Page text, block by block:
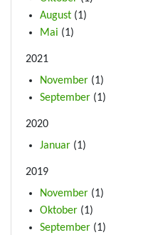
August (1)
Mai (1)
2021
November (1)
September (1)
2020
Januar (1)
2019
November (1)
Oktober (1)
September (1)